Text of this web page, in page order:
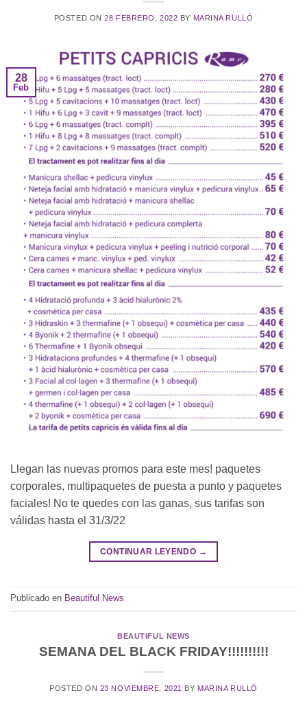
POSTED ON28 FEBRERO, 2022 BY MARINA RULLÓ
28
Feb
Llegan las nuevas promos para este mes! paquetes
corporales, multipaquetes de puesta a punto y paquetes
faciales! No te quedes con las ganas, sus tarifas son
válidas hasta el 31/3/22
CONTINUAR LEYENDO →
Publicado en Beautiful News
BEAUTIFUL NEWS
SEMANA DEL BLACK FRIDAY!!!!!!!!!!
POSTED ON 23 NOVIEMBRE, 2021 BY MARINA RULLÓ